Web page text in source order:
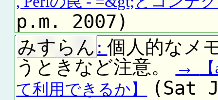
p.m. 2007)
みすらん :個人的なメ
うときなど注意。
→
て利用できるか】
(Sat